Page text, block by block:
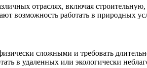
отраслях, включая
возможность работать в природных
сложными и требовать
в удаленных или экологически